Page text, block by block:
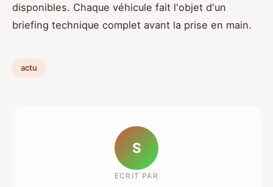
disponibles. Chaque véhicule fait l'objet d'un
briefing technique complet avant la prise en main.
actu
S
ECRIT PAR